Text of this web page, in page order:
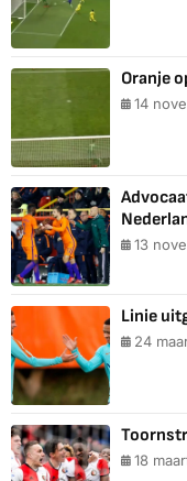
Oranje
14
13
Linie
24
18